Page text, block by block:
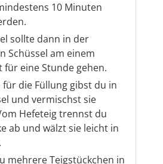
10 Minuten
sollte dann in der
Schüssel am einem
für eine Stunde gehen.
für die Füllung gibst du in
und vermischst sie
Hefeteig trennst du
ab und wälzt sie leicht in
mehrere Teigstückchen in